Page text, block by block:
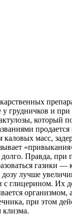
у грудничков и при
который
каловых масс,
Правда, при
газики —
лучше
с глицерином. Их
организмом,
при этом
клизма.